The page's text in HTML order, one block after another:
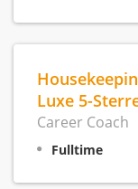
Luxe 5-
Career Coach
Fulltime